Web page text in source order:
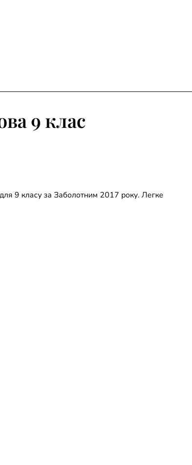
9 клас
для 9 класу за Заболотним 2017 року. Легке